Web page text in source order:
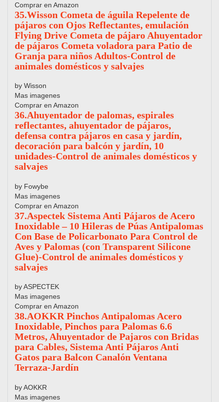
Comprar en Amazon
35.Wisson Cometa de águila Repelente de
pájaros con Ojos Reflectantes, emulación
Flying Drive Cometa de pájaro Ahuyentador
de pájaros Cometa voladora para Patio de
Granja para niños Adultos-Control de
animales domésticos y salvajes
by Wisson
Mas imagenes
Comprar en Amazon
36.Ahuyentador de palomas, espirales
reflectantes, ahuyentador de pájaros,
defensa contra pájaros en casa y jardín,
decoración para balcón y jardín, 10
unidades-Control de animales domésticos y
salvajes
by Fowybe
Mas imagenes
Comprar en Amazon
37.Aspectek Sistema Anti Pájaros de Acero
Inoxidable – 10 Hileras de Púas Antipalomas
Con Base de Policarbonato Para Control de
Aves y Palomas (con Transparent Silicone
Glue)-Control de animales domésticos y
salvajes
by ASPECTEK
Mas imagenes
Comprar en Amazon
38.AOKKR Pinchos Antipalomas Acero
Inoxidable, Pinchos para Palomas 6.6
Metros, Ahuyentador de Pajaros con Bridas
para Cables, Sistema Anti Pájaros Anti
Gatos para Balcon Canalón Ventana
Terraza-Jardín
by AOKKR
Mas imagenes